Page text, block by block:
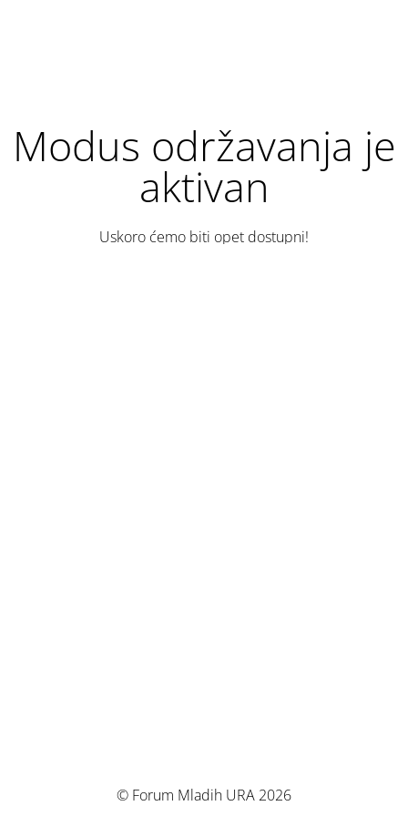
Modus održavanja je
aktivan
Uskoro ćemo biti opet dostupni!
© Forum Mladih URA 2026